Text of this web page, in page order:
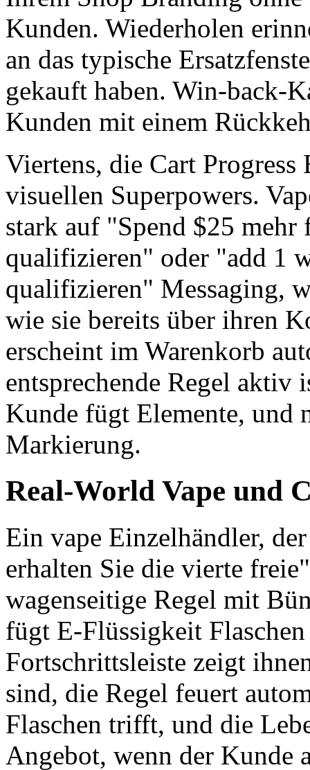
Kunden. Wiederholen
an das typische
gekauft haben. Win-back-
Kunden mit einem
Viertens, die Cart
visuellen Superpowers.
stark auf "Spend $25 mehr
qualifizieren" oder "add 1
qualifizieren" Messaging,
wie sie bereits über ihren
erscheint im Warenkorb
entsprechende Regel aktiv
Kunde fügt Elemente, und
Markierung.
Real-World Vape und
Ein vape Einzelhändler,
erhalten Sie die vierte
wagenseitige Regel mit
fügt E-Flüssigkeit
Fortschrittsleiste zeigt
sind, die Regel feuert
Flaschen trifft, und die
Angebot, wenn der Kunde